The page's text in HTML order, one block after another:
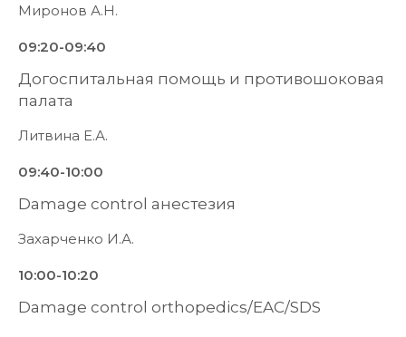
Миронов А.Н.
09:20-09:40
Догоспитальная помощь и противошоковая
палата
Литвина Е.А.
09:40-10:00
Damage control анестезия
Захарченко И.А.
10:00-10:20
Damage control orthopedics/EAC/SDS